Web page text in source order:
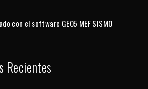
con el software GEO5 MEF SISMO
Recientes